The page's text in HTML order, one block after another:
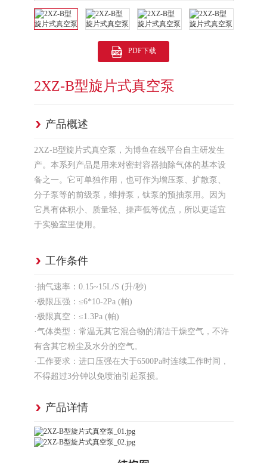
PDF下载
2XZ-B型旋片式真空泵
产品概述
2XZ-B型旋片式真空泵，为博鱼在线平台自主研发生
产。本系列产品是用来对密封容器抽除气体的基本设
备之一。它可单独作用，也可作为增压泵、扩散泵、
分子泵等的前级泵，维持泵，钛泵的预抽泵用。因为
它具有体积小、质量轻、操声低等优点，所以更适宜
于实验室里使用。
工作条件
·抽气速率：0.15~15L/S (升/秒)
·极限压强：≤6*10-2Pa (帕)
·极限真空：≤1.3Pa (帕)
·气体类型：常温无其它混合物的清洁干燥空气，不许
有含其它粉尘及水分的空气。
·工作要求：进口压强在大于6500Pa时连续工作时间，
不得超过3分钟以免喷油引起泵损。
产品详情